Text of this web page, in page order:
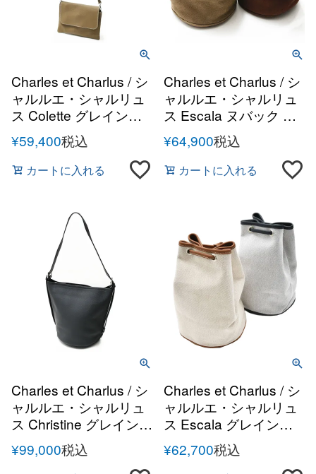
Charles et Charlus / シ
ャルルエ・シャルリュ
ス Colette グレインレ
ザー サコッシュ ショル
ダーバッグ
¥59,400税込
カートに入れる
Charles et Charlus / シ
ャルルエ・シャルリュ
ス Escala ヌバック ド
ローストリングバッグ
¥64,900税込
カートに入れる
Charles et Charlus / シ
ャルルエ・シャルリュ
ス Christine グレインレ
ザー ショルダーバッグ
¥99,000税込
Charles et Charlus / シ
ャルルエ・シャルリュ
ス Escala グレインレ
ザー キャンバスコンビ
ドローストリングバッ
¥62,700税込